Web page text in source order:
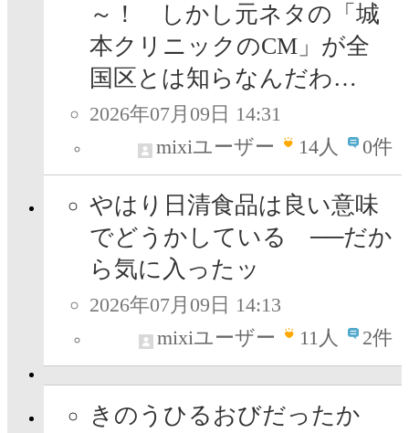
～！ しかし元ネタの「城
本クリニックのCM」が全
国区とは知らなんだわ…
2026年07月09日 14:31
mixiユーザー
14人 0件
やはり日清食品は良い意味
でどうかしている ──だか
ら気に入ったッ
2026年07月09日 14:13
mixiユーザー
11人 2件
きのうひるおびだったか